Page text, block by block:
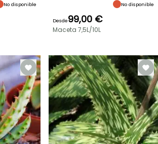
No disponible No disponible
Desde99,00 €
Maceta 7,5L/10L